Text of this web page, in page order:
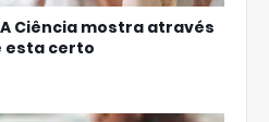
Ciência mostra através
esta certo